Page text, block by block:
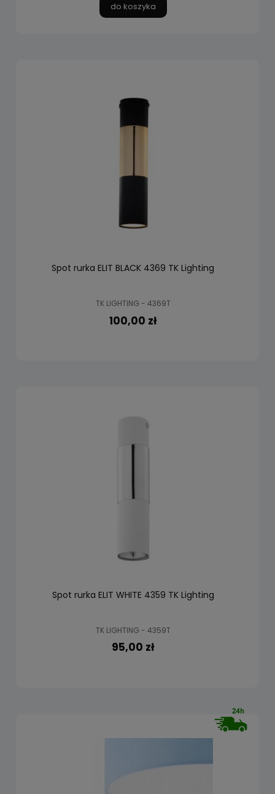
do koszyka
Spot rurka ELIT BLACK 4369 TK Lighting
TK LIGHTING - 4369T
100,00 zł
Spot rurka ELIT WHITE 4359 TK Lighting
TK LIGHTING - 4359T
95,00 zł